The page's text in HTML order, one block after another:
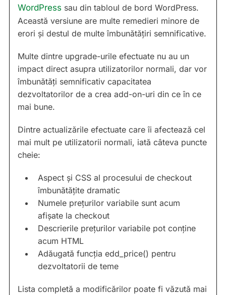
WordPress sau din tabloul de bord WordPress.
Această versiune are multe remedieri minore de
erori și destul de multe îmbunătățiri semnificative.
Multe dintre upgrade-urile efectuate nu au un
impact direct asupra utilizatorilor normali, dar vor
îmbunătăți semnificativ capacitatea
dezvoltatorilor de a crea add-on-uri din ce în ce
mai bune.
Dintre actualizările efectuate care îi afectează cel
mai mult pe utilizatorii normali, iată câteva puncte
cheie:
Aspect și CSS al procesului de checkout
îmbunătățite dramatic
Numele prețurilor variabile sunt acum
afișate la checkout
Descrierile prețurilor variabile pot conține
acum HTML
Adăugată funcția edd_price() pentru
dezvoltatorii de teme
Lista completă a modificărilor poate fi văzută mai